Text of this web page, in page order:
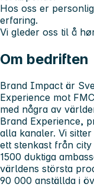
Hos oss er
erfaring.
Vi gleder oss til å
Om bedriften
Brand Impact är
Experience mot
med några av
Brand Experience,
alla kanaler. Vi
ett stenkast från
1500 duktiga
världens största
90 000 anställda i